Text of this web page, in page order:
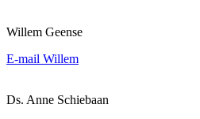
Willem Geense
E-mail Willem
Ds. Anne Schiebaan